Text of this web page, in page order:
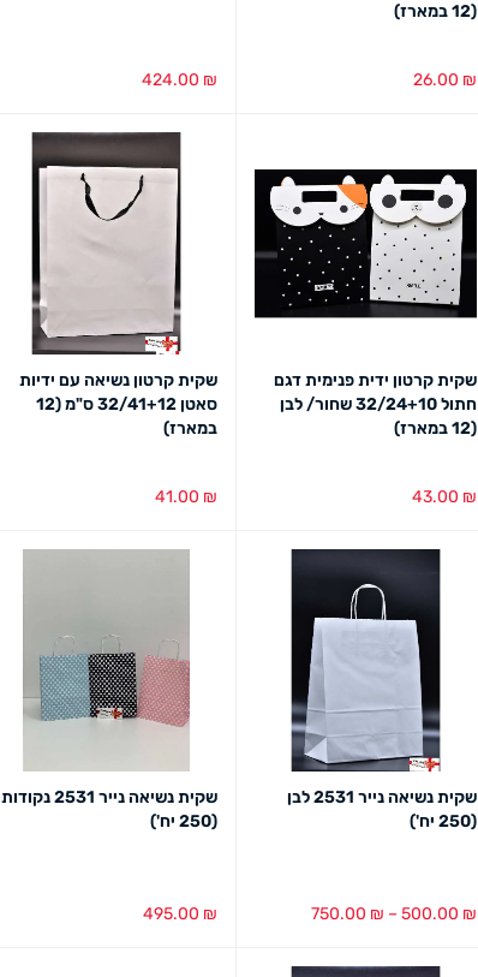
(12 במארז)
26.00 ₪
424.00 ₪
שקית קרטון ידית פנימית דגם
חתול 32/24+10 שחור/ לבן
(12 במארז)
43.00 ₪
שקית קרטון נשיאה עם ידיות
סאטן 32/41+12 ס"מ (12
במארז)
41.00 ₪
שקית נשיאה נייר 2531 לבן
(250 יח')
500.00 ₪
–
750.00 ₪
שקית נשיאה נייר 2531 נקודות
(250 יח')
495.00 ₪